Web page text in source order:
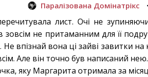
Паралізована Домінатрікс •
лист. Очі не
не притаманним для її
Не впізнай вона ці зайві завитки
Але він точно був написаний нею.
яку Маргарита отримала за